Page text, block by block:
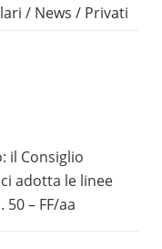
/ News / Privati
il Consiglio
adotta le linee
– FF/aa